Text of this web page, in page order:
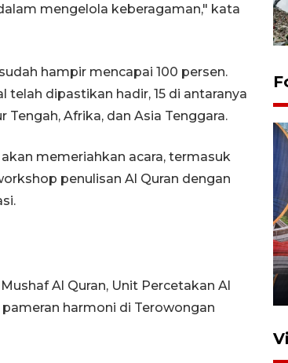
mengelola keberagaman," kata
hampir mencapai 100 persen.
dipastikan hadir, 15 di antaranya
Afrika, dan Asia Tenggara.
memeriahkan acara, termasuk
penulisan Al Quran dengan
Al Quran, Unit Percetakan Al
harmoni di Terowongan
12 Juni 2026 18:49